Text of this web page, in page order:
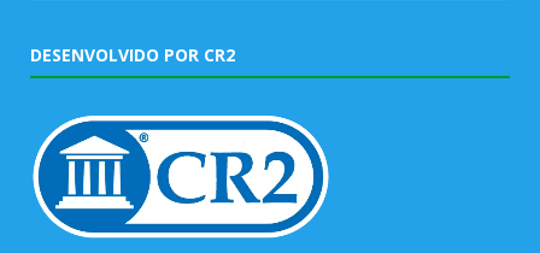
DESENVOLVIDO POR CR2